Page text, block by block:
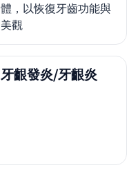
體，以恢復牙齒功能與
美觀
牙齦發炎/牙齦炎